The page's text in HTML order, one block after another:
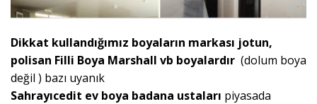
Dikkat kullandığımız boyaların markası jotun,
polisan Filli Boya Marshall vb boyalardır (dolum boya
değil ) bazı uyanık
Sahrayıcedit ev boya badana ustaları piyasada